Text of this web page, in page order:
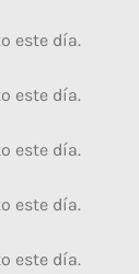
este día.
este día.
este día.
este día.
este día.